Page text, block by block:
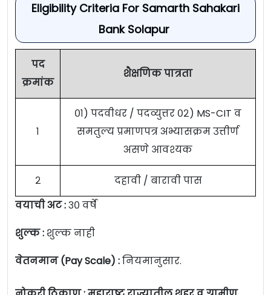
Eligibility Criteria For Samarth Sahakari
Bank Solapur
पद
क्रमांक
शैक्षणिक पात्रता
१
०१) पदवीधर / पदव्युत्तर ०२) MS-CIT व
समतुल्य प्रमाणपत्र अभ्यासक्रम उत्तीर्ण
असणे आवश्यक
२
दहावी / बारावी पास
वयाची अट :३० वर्षे
शुल्क : शुल्क नाही
वेतनमान (Pay Scale) :नियमानुसार.